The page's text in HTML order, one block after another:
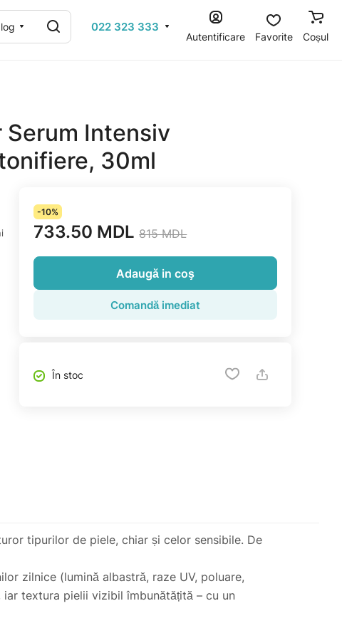
022 323 333
Autentificare Favorite Coșul
Intensiv
30ml
-10%
733.50 MDL 815 MDL
Adaugă in coş
Comandă imediat
În stoc
tipurilor de piele, chiar și celor sensibile. De
zilnice (lumină albastră, raze UV, poluare,
textura pielii vizibil îmbunătățită – cu un